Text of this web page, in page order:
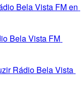
Bela Vista FM en
Bela Vista FM
Rádio Bela Vista